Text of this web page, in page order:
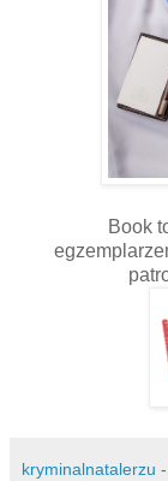
Book
kryminalnatalerzu -